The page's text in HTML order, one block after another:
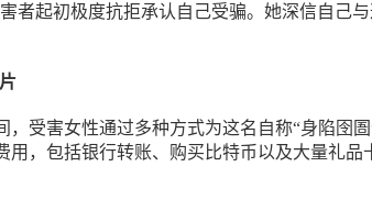
者起初极度抗拒承认自己受骗。她深信自己与
，受害女性通过多种方式为这名自称“身陷囹
用，包括银行转账、购买比特币以及大量礼品